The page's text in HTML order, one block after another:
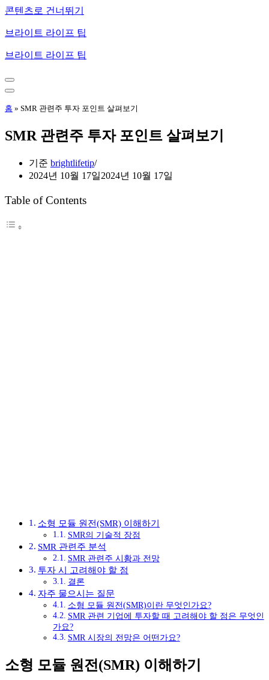
콘텐츠로 건너뛰기
브라이트 라이프 팁
브라이트 라이프 팁
내
비
게
메
내
비
션
홈 » SMR 관련주 투자 포인트 살펴보기
SMR 관련주 투자 포인트 살펴보기
기준 brightlifetip
2024년 10월 17일2024년 10월 17일
Table of Contents
소형 모듈 원전(SMR) 이해하기
SMR의 기술적 장점
SMR 관련주 분석
SMR 관련주 시황과 전망
투자 시 고려해야 할 점
결론
자주 물으시는 질문
소형 모듈 원전(SMR)이란 무엇인가요?
SMR 관련 기업에 투자할 때 고려해야 할 점은 무엇인
가요?
SMR 시장의 전망은 어떤가요?
소형 모듈 원전(SMR) 이해하기